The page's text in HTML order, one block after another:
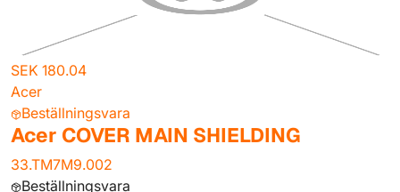
SEK 180.04
Acer
Beställningsvara
Acer COVER MAIN SHIELDING
33.TM7M9.002
Beställningsvara